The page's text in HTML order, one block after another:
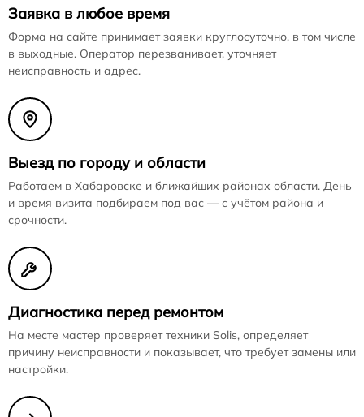
Заявка в любое время
Форма на сайте принимает заявки круглосуточно, в том числе
в выходные. Оператор перезванивает, уточняет
неисправность и адрес.
Выезд по городу и области
Работаем в Хабаровске и ближайших районах области. День
и время визита подбираем под вас — с учётом района и
срочности.
Диагностика перед ремонтом
На месте мастер проверяет техники Solis, определяет
причину неисправности и показывает, что требует замены или
настройки.